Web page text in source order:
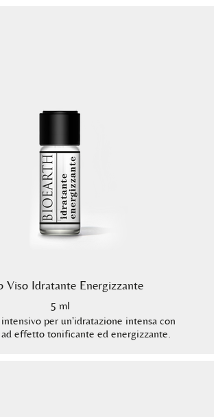
Viso Idratante Energizzante
5 ml
per un'idratazione intensa con
effetto tonificante ed energizzante.